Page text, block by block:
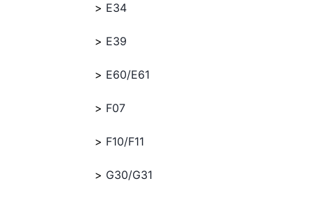
E34
E39
E60/E61
F07
F10/F11
G30/G31